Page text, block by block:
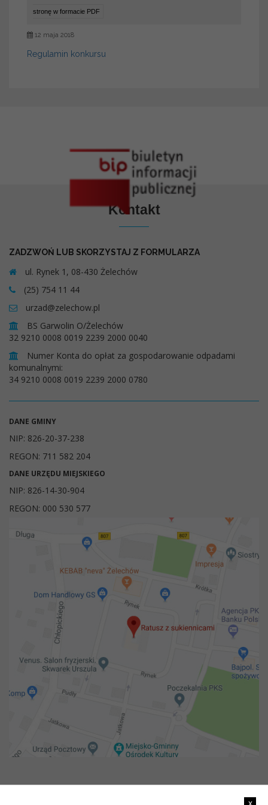
stronę w formacie PDF
12 maja 2018
Regulamin konkursu
Kontakt
ZADZWOŃ LUB SKORZYSTAJ Z FORMULARZA
ul. Rynek 1, 08-430 Żelechów
(25) 754 11 44
urzad@zelechow.pl
BS Garwolin O/Żelechów
32 9210 0008 0019 2239 2000 0040
Numer Konta do opłat za gospodarowanie odpadami
komunalnymi:
34 9210 0008 0019 2239 2000 0780
DANE GMINY
NIP: 826-20-37-238
REGON: 711 582 204
DANE URZĘDU MIEJSKIEGO
NIP: 826-14-30-904
REGON: 000 530 577
x